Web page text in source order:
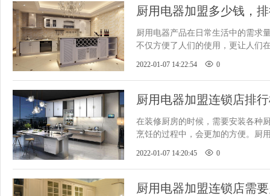
厨用电器加盟多少钱，
厨用电器产品在日常生活中的需求
不仅方便了人们的使用，更让人们
2022-01-07 14:22:54 0
厨用电器加盟连锁店排
有哪些
在装修厨房的时候，需要安装各种
烹饪的过程中，会更加的方便。厨
2022-01-07 14:20:45 0
厨用电器加盟连锁店需